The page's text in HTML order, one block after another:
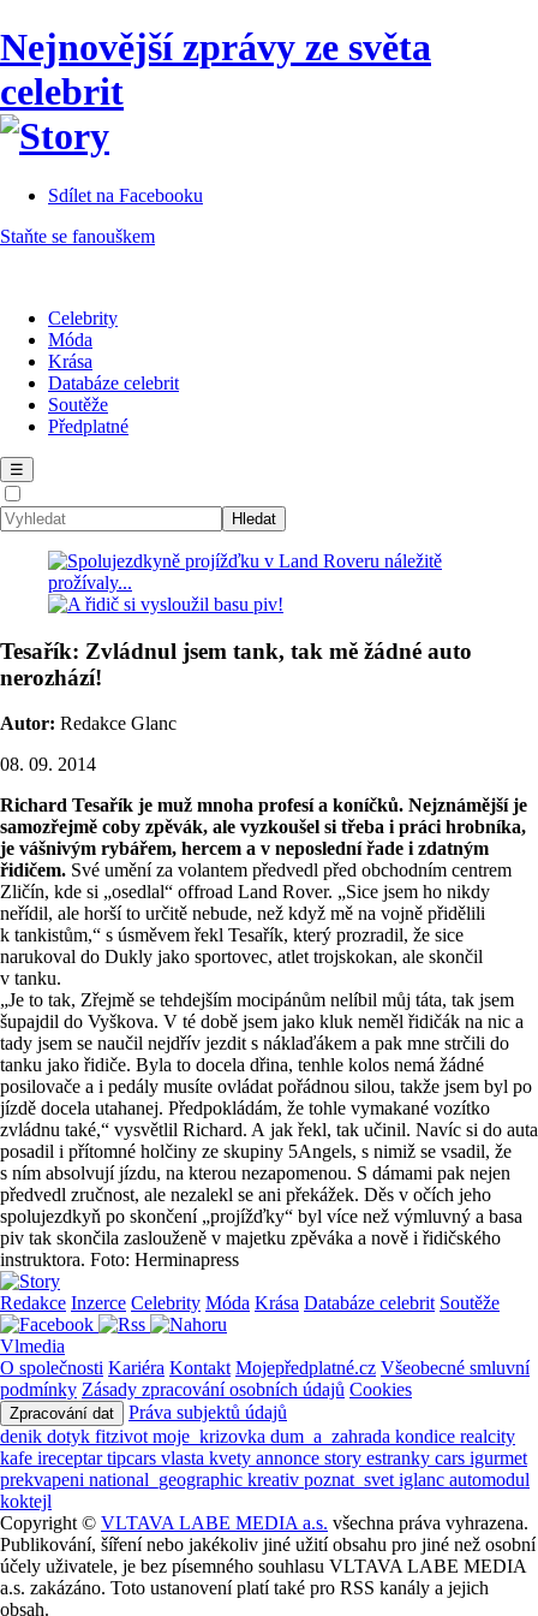
Nejnovější zprávy ze světa
celebrit
Sdílet na Facebooku
Staňte se fanouškem
Celebrity
Móda
Krása
Databáze celebrit
Soutěže
Předplatné
☰
Tesařík: Zvládnul jsem tank, tak mě žádné auto
nerozhází!
Autor: Redakce Glanc
08. 09. 2014
Richard Tesařík je muž mnoha profesí a koníčků. Nejznámější je
samozřejmě coby zpěvák, ale vyzkoušel si třeba i práci hrobníka,
je vášnivým rybářem, hercem a v neposlední řade i zdatným
řidičem. Své umění za volantem předvedl před obchodním centrem
Zličín, kde si „osedlal“ offroad Land Rover. „Sice jsem ho nikdy
neřídil, ale horší to určitě nebude, než když mě na vojně přidělili
k tankistům,“ s úsměvem řekl Tesařík, který prozradil, že sice
narukoval do Dukly jako sportovec, atlet trojskokan, ale skončil
v tanku.
„Je to tak, Zřejmě se tehdejším mocipánům nelíbil můj táta, tak jsem
šupajdil do Vyškova. V té době jsem jako kluk neměl řidičák na nic a
tady jsem se naučil nejdřív jezdit s náklaďákem a pak mne strčili do
tanku jako řidiče. Byla to docela dřina, tenhle kolos nemá žádné
posilovače a i pedály musíte ovládat pořádnou silou, takže jsem byl po
jízdě docela utahanej. Předpokládám, že tohle vymakané vozítko
zvládnu také,“ vysvětlil Richard. A jak řekl, tak učinil. Navíc si do auta
posadil i přítomné holčiny ze skupiny 5Angels, s nimiž se vsadil, že
s ním absolvují jízdu, na kterou nezapomenou. S dámami pak nejen
předvedl zručnost, ale nezalekl se ani překážek. Děs v očích jeho
spolujezdkyň po skončení „projížďky“ byl více než výmluvný a basa
piv tak skončila zaslouženě v majetku zpěváka a nově i řidičského
instruktora. Foto: Herminapress
Redakce Inzerce Celebrity Móda Krása Databáze celebrit Soutěže
Vlmedia
O společnosti Kariéra Kontakt Mojepředplatné.cz Všeobecné smluvní
podmínky Zásady zpracování osobních údajů Cookies
Zpracování dat
Práva subjektů údajů
denik dotyk fitzivot moje_krizovka dum_a_zahrada kondice realcity
kafe ireceptartipcars vlasta kvety annonce story estranky cars igurmet
prekvapeni national_geographic kreativ poznat_svet iglanc automodul
koktejl
Copyright © VLTAVA LABE MEDIA a.s. všechna práva vyhrazena.
Publikování, šíření nebo jakékoliv jiné užití obsahu pro jiné než osobní
účely uživatele, je bez písemného souhlasu VLTAVA LABE MEDIA
a.s. zakázáno. Toto ustanovení platí také pro RSS kanály a jejich
obsah.